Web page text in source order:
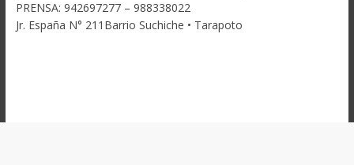
PRENSA: 942697277 – 988338022
Jr. España N° 211Barrio Suchiche • Tarapoto